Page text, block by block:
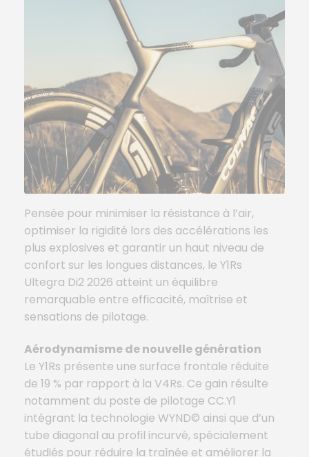
Pensée pour minimiser la résistance à l’air,
optimiser la rigidité lors des accélérations les
plus explosives et garantir un haut niveau de
confort sur les longues distances, le Y1Rs
Ultegra Di2 2026 atteint un équilibre
remarquable entre efficacité, maîtrise et
sensations de pilotage.
Aérodynamisme de nouvelle génération
Le Y1Rs présente une surface frontale réduite
de 19 % par rapport à la V4Rs. Ce gain résulte
notamment du poste de pilotage CC.Y1
intégrant la technologie WYND© ainsi que d’un
tube diagonal au profil incurvé, spécialement
étudiés pour réduire la traînée et améliorer la